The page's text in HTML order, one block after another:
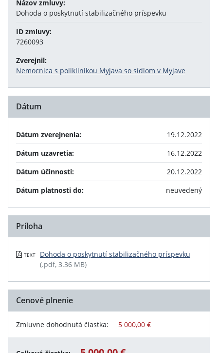
Názov zmluvy:
Dohoda o poskytnutí stabilizačného príspevku
ID zmluvy:
7260093
Zverejnil:
Nemocnica s poliklinikou Myjava so sídlom v Myjave
Dátum
Dátum zverejnenia:
19.12.2022
Dátum uzavretia:
16.12.2022
Dátum účinnosti:
20.12.2022
Dátum platnosti do:
neuvedený
Príloha
TEXT
Dohoda o poskytnutí stabilizačného príspevku
(.pdf, 3.36 MB)
Cenové plnenie
Zmluvne dohodnutá čiastka: 5 000,00 €